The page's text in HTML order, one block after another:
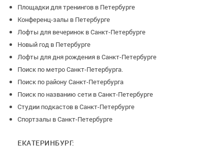
Площадки для тренингов в Петербурге
Конференц-залы в Петербурге
Лофты для вечеринок в Санкт-Петербурге
Новый год в Петербурге
Лофты для дня рождения в Санкт-Петербурге
Поиск по метро Санкт-Петербурга.
Поиск по району Санкт-Петербурга
Поиск по названию сети в Санкт-Петербурге
Студии подкастов в Санкт-Петербурге
Спортзалы в Санкт-Петербурге
ЕКАТЕРИНБУРГ: